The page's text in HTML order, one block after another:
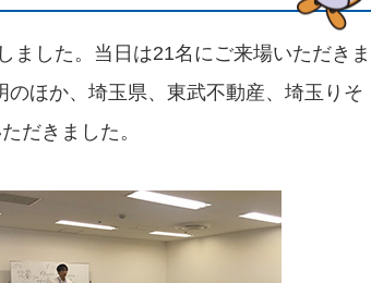
ました。当日は21名にご来場いただきま
ほか、埼玉県、東武不動産、埼玉りそ
だきました。